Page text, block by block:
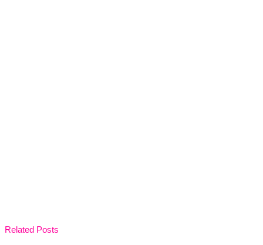
Related Posts